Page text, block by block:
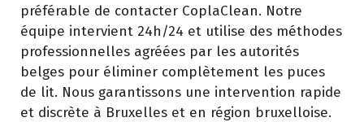
préférable de contacter CoplaClean. Notre
équipe intervient 24h/24 et utilise des méthodes
professionnelles agréées par les autorités
belges pour éliminer complètement les puces
de lit. Nous garantissons une intervention rapide
et discrète à Bruxelles et en région bruxelloise.